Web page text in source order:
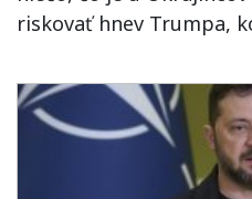
riskovať hnev Trumpa,